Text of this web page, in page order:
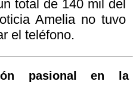
total de 140 mil del
Amelia no tuvo
el teléfono.
pasional en la